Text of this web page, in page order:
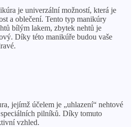
je univerzální možností, která je
a oblečení. Tento typ manikúry
bílým lakem, zbytek nehtů je
Díky této manikúře budou vaše
jejímž účelem je „uhlazení“ nehtové
pilníků. Díky tomuto
vzhled.